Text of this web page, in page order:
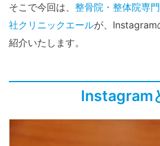
そこで今回は、 整骨院・整体院専
社クリニックエールが、Instagram
紹介いたします。
Instagram